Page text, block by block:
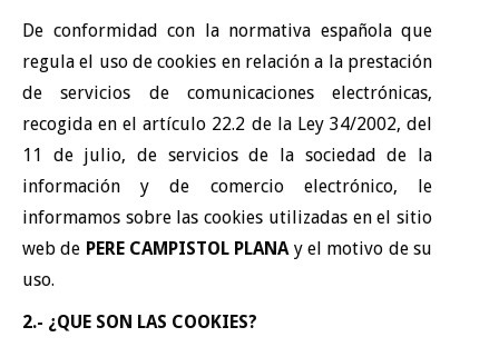
De conformidad con la normativa española que
regula el uso de cookies en relación a la prestación
de servicios de comunicaciones electrónicas,
recogida en el artículo 22.2 de la Ley 34/2002, del
11 de julio, de servicios de la sociedad de la
información y de comercio electrónico, le
informamos sobre las cookies utilizadas en el sitio
web de PERE CAMPISTOL PLANAy el motivo de su
uso.
2.- ¿QUE SON LAS COOKIES?